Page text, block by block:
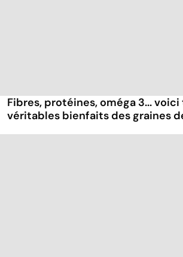
Fibres, protéines, oméga 3...
véritables bienfaits des graines